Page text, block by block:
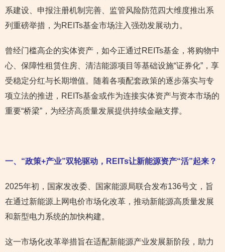
系建设、申报注册机制完善、监管风险防范四大维度推出系
列重磅举措，为REITs基金市场注入强劲发展动力。
曾经门槛高企的实体资产，如今正通过REITs基金，将购物中
心、保障性租赁住房、清洁能源项目等基础设施“证券化”，享
受稳定分红与长期增值。随着各项配套政策的逐步落实与专
项立法的推进，REITs基金或作为连接实体资产与资本市场的
重要“桥梁”，为经济高质量发展提供持续金融支撑。
一、“政策+产业”双轮驱动，REITs让新能源资产“活”起来？
2025年初，国家发改委、国家能源局联合发布136号文，旨
在通过新能源上网电价市场化改革，推动新能源高质量发展
和新型电力系统的加快构建。
这一市场化改革举措旨在适配新能源产业发展新阶段，助力